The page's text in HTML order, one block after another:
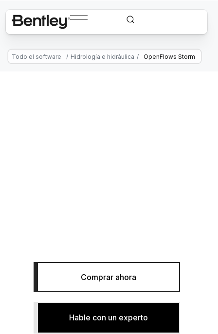
Todo el software / Hidrología e hidráulica / OpenFlows Storm
Comprar ahora
Hable con un experto